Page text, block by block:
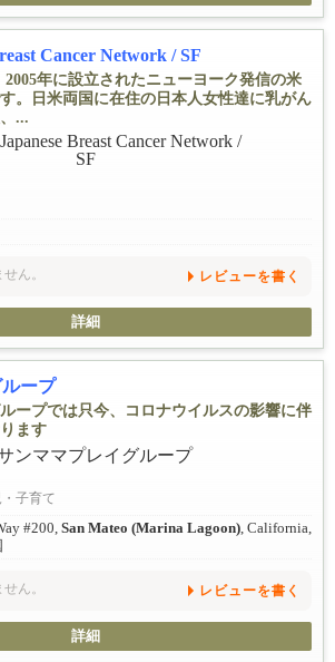
Cancer Network / SF
年に設立されたニューヨーク発信の米
。日米両国に在住の日本人女性達に乳がん
...
ん。 レビューを書く
詳細
ープ
ープでは只今、コロナウイルスの影響に伴
ます
子育て
#200, San Mateo (Marina Lagoon) , California,
ん。 レビューを書く
詳細